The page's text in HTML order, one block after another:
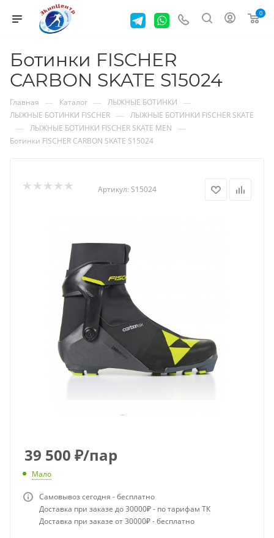
0
Ботинки FISCHER
CARBON SKATE S15024
Главная — Каталог — ЛЫЖНЫЕ БОТИНКИ —
ЛЫЖНЫЕ БОТИНКИ FISCHER — ЛЫЖНЫЕ БОТИНКИ FISCHER SKATE
— ЛЫЖНЫЕ БОТИНКИ FISCHER SKATE MEN —
Ботинки FISCHER CARBON SKATE S15024
Артикул: S15024
39 500 ₽/пар
Мало
Самовывоз сегодня - бесплатно
Доставка при заказе до 30000₽ - по тарифам ТК
Доставка при заказе от 30000₽ - бесплатно